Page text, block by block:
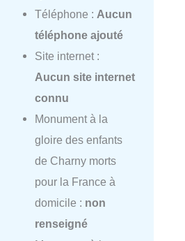
Téléphone : Aucun
téléphone ajouté
Site internet :
Aucun site internet
connu
Monument à la
gloire des enfants
de Charny morts
pour la France à
domicile : non
renseigné